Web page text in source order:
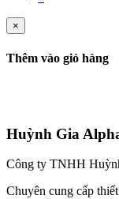
×
Thêm vào giỏ hàng
Huỳnh Gia
Công ty TNHH
Chuyên cung cấp